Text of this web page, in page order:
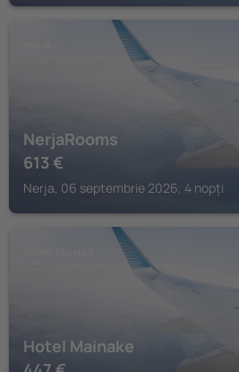
NerjaRooms
613 €
Nerja, 06 septembrie 2026, 4 nopți
Hotel Mainake